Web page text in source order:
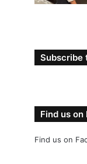
Subscribe
Find us
Find us on